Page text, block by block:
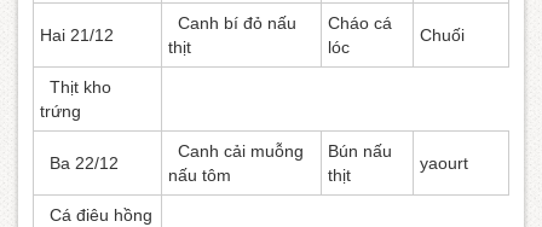
Hai 21/12
Canh bí đỏ nấu
thịt
Cháo cá
lóc
Chuối
Thịt kho
trứng
Ba 22/12
Canh cải muỗng
nấu tôm
Bún nấu
thịt
yaourt
Cá điêu hồng